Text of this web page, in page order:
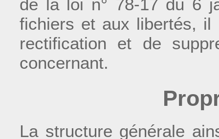
de la loi n° 78-17 du 6
fichiers et aux libertés, il
rectification et de
concernant.
La structure générale